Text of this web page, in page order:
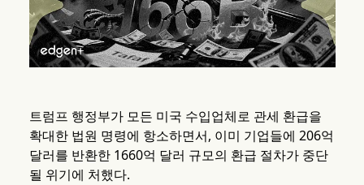
트럼프 행정부가 모든 미국 수입업체로 관세 환급을
확대한 법원 명령에 항소하면서, 이미 기업들에 206억
달러를 반환한 1660억 달러 규모의 환급 절차가 중단
될 위기에 처했다.